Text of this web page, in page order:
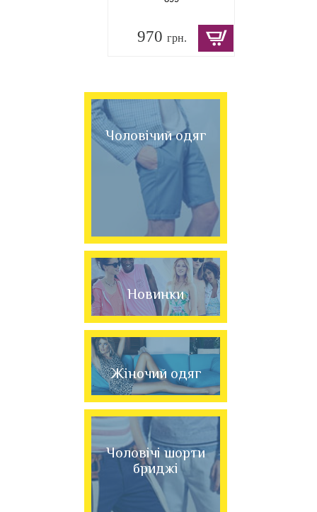
970 грн.
Чоловічий одяг
Новинки
Жіночий одяг
Чоловічі шорти
бриджі